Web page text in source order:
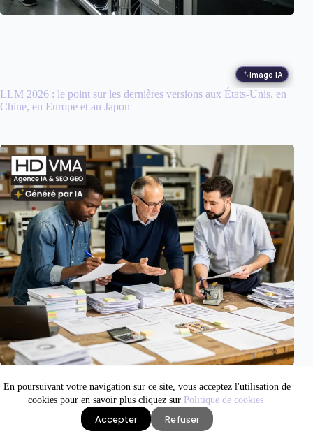
En poursuivant votre navigation sur ce site, vous acceptez l'utilisation de
cookies pour en savoir plus cliquez sur Politique de cookies
Accepter Refuser
Image IA
LLM 2026 : le point sur les dernières versions aux États-Unis, en
Chine, en Europe et au Japon
Site WEB visible